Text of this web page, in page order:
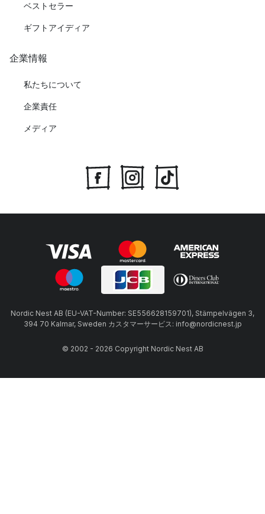
ベストセラー
ギフトアイディア
企業情報
私たちについて
企業責任
メディア
Nordic Nest AB (EU-VAT-Number: SE556628159701), Stämpelvägen 3,
394 70 Kalmar, Sweden カスタマーサービス: info@nordicnest.jp
© 2002 - 2026 Copyright Nordic Nest AB